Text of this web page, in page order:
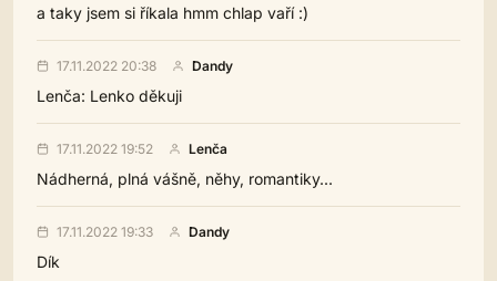
a taky jsem si říkala hmm chlap vaří :)
17.11.2022 20:38 Dandy
Lenča: Lenko děkuji
17.11.2022 19:52 Lenča
Nádherná, plná vášně, něhy, romantiky...
17.11.2022 19:33 Dandy
Dík